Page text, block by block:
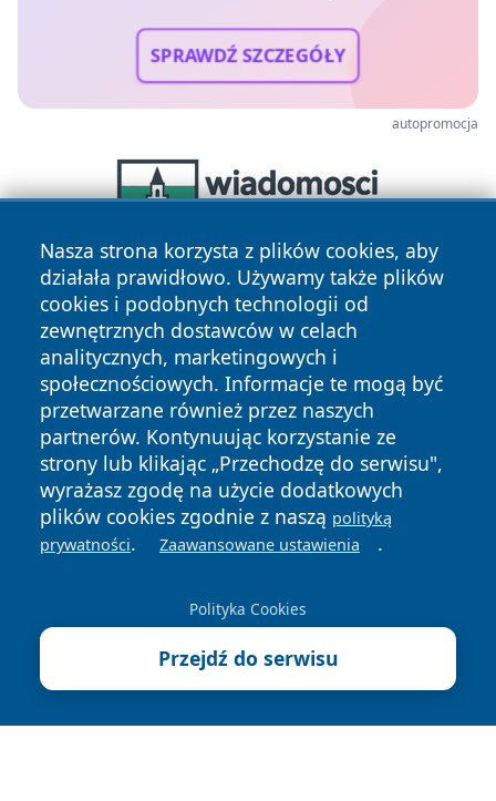
SPRAWDŹ SZCZEGÓŁY
autopromocja
Nasza strona korzysta z plików cookies, aby
działała prawidłowo. Używamy także plików
cookies i podobnych technologii od
zewnętrznych dostawców w celach
analitycznych, marketingowych i
społecznościowych. Informacje te mogą być
przetwarzane również przez naszych
partnerów. Kontynuując korzystanie ze
strony lub klikając „Przechodzę do serwisu",
wyrażasz zgodę na użycie dodatkowych
plików cookies zgodnie z naszą polityką
prywatności. Zaawansowane ustawienia .
Polityka Cookies
Przejdź do serwisu
Copyright © 2026 suwalkinews.pl Wszystkie prawa
zastrzeżone.
News Autorzy
Polityka
Prywatności
Polityka
Cookies